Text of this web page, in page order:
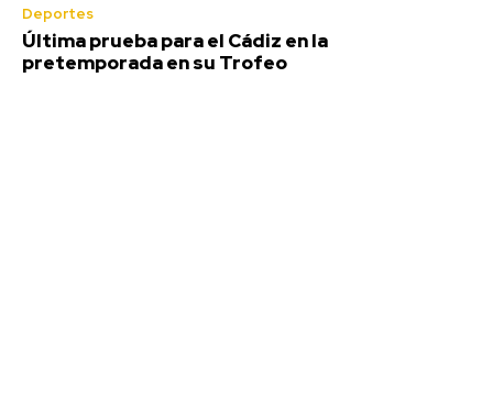
Deportes
Última prueba para el Cádiz en la
pretemporada en su Trofeo